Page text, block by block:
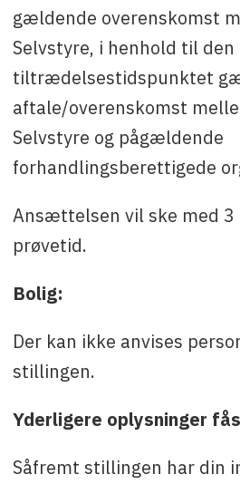
gældende overenskomst
Selvstyre, i henhold til den
tiltrædelsestidspunktet
aftale/overenskomst
Selvstyre og pågældende
forhandlingsberettigede
Ansættelsen vil ske med 3
prøvetid.
Bolig:
Der kan ikke anvises
stillingen.
Yderligere oplysninger
Såfremt stillingen har din